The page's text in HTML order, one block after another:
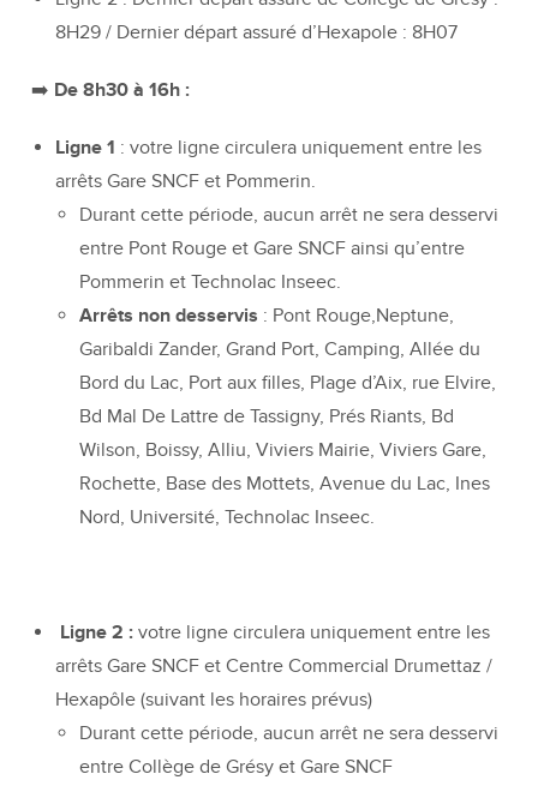
8H29 / Dernier départ assuré d’Hexapole : 8H07
➡️ De 8h30 à 16h :
Ligne 1 : votre ligne circulera uniquement entre les
arrêts Gare SNCF et Pommerin.
Durant cette période, aucun arrêt ne sera desservi
entre Pont Rouge et Gare SNCF ainsi qu’entre
Pommerin et Technolac Inseec.
Arrêts non desservis : Pont Rouge,Neptune,
Garibaldi Zander, Grand Port, Camping, Allée du
Bord du Lac, Port aux filles, Plage d’Aix, rue Elvire,
Bd Mal De Lattre de Tassigny, Prés Riants, Bd
Wilson, Boissy, Alliu, Viviers Mairie, Viviers Gare,
Rochette, Base des Mottets, Avenue du Lac, Ines
Nord, Université, Technolac Inseec.
Ligne 2 : votre ligne circulera uniquement entre les
arrêts Gare SNCF et Centre Commercial Drumettaz /
Hexapôle (suivant les horaires prévus)
Durant cette période, aucun arrêt ne sera desservi
entre Collège de Grésy et Gare SNCF